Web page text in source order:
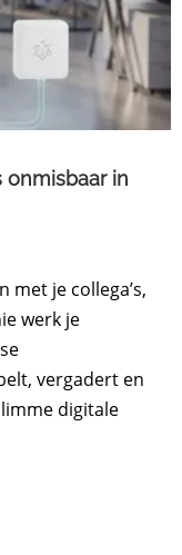
onmisbaar in
met je collega’s,
werk je
vergadert en
digitale